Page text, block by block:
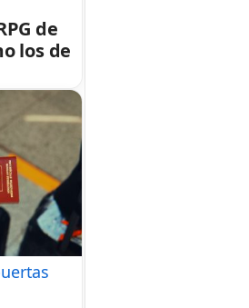
de
los de